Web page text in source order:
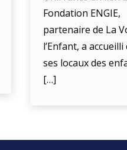
Fondation ENGIE,
partenaire de La
l’Enfant, a accueilli
ses locaux des
[…]